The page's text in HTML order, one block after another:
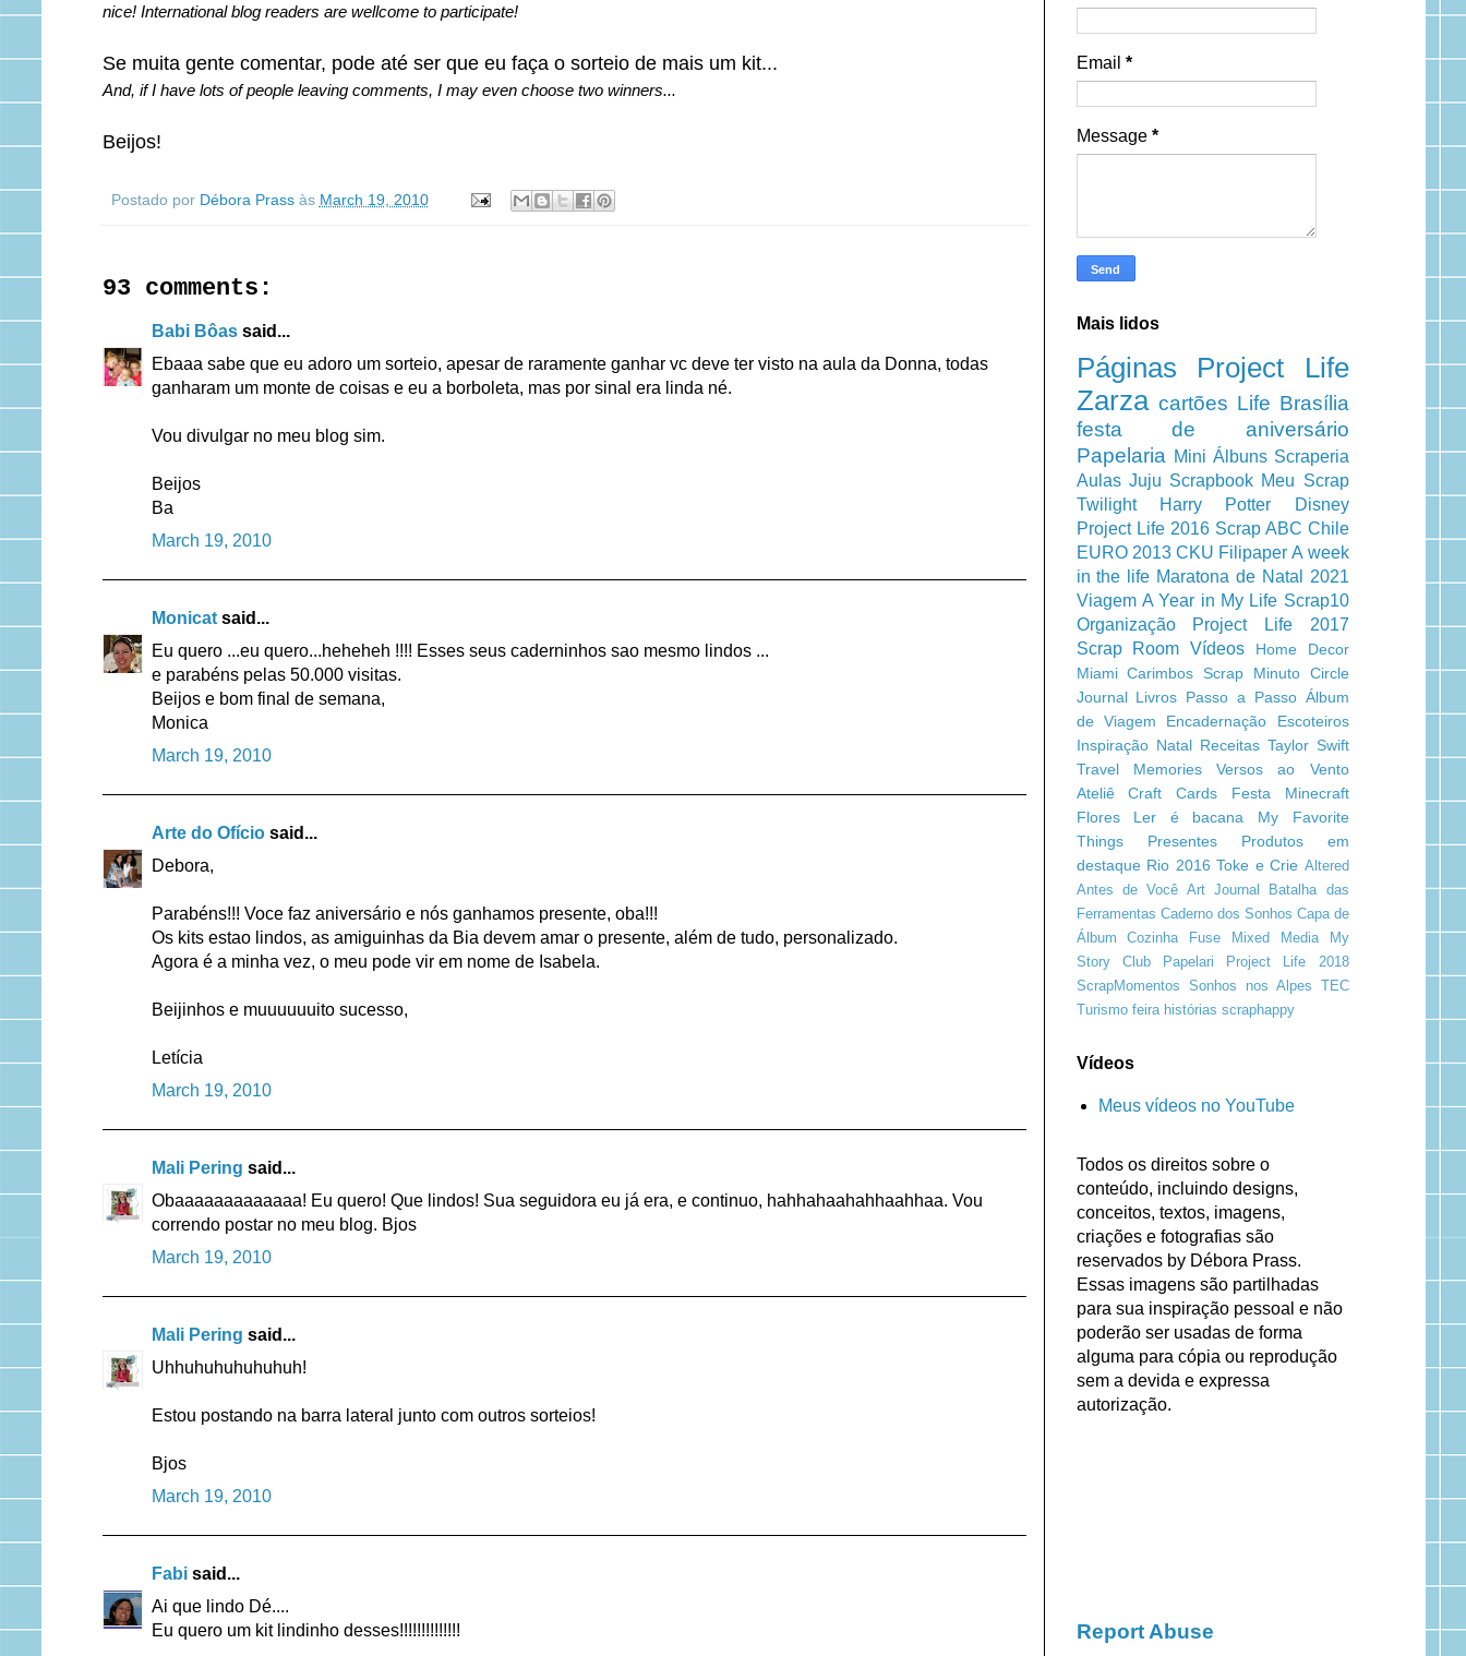
nice! International blog readers are wellcome to participate!
Se muita gente comentar, pode até ser que eu faça o sorteio de mais um kit...
And, if I have lots of people leaving comments, I may even choose two winners...
Beijos!
Postado por Débora Prass às March 19, 2010
93 comments:
Babi Bôassaid...
Ebaaa sabe que eu adoro um sorteio, apesar de raramente ganhar vc deve ter visto na aula da Donna, todas
ganharam um monte de coisas e eu a borboleta, mas por sinal era linda né.
Vou divulgar no meu blog sim.
Beijos
Ba
March 19, 2010
Monicatsaid...
Eu quero ...eu quero...heheheh !!!! Esses seus caderninhos sao mesmo lindos ...
e parabéns pelas 50.000 visitas.
Beijos e bom final de semana,
Monica
March 19, 2010
Arte do Ofíciosaid...
Debora,
Parabéns!!! Voce faz aniversário e nós ganhamos presente, oba!!!
Os kits estao lindos, as amiguinhas da Bia devem amar o presente, além de tudo, personalizado.
Agora é a minha vez, o meu pode vir em nome de Isabela.
Beijinhos e muuuuuuito sucesso,
Letícia
March 19, 2010
Mali Pering said...
Obaaaaaaaaaaaaa! Eu quero! Que lindos! Sua seguidora eu já era, e continuo, hahhahaahahhaahhaa. Vou
correndo postar no meu blog. Bjos
March 19, 2010
Mali Pering said...
Uhhuhuhuhuhuhuh!
Estou postando na barra lateral junto com outros sorteios!
Bjos
March 19, 2010
Fabisaid...
Ai que lindo Dé....
Eu quero um kit lindinho desses!!!!!!!!!!!!!!
Email *
Message *
Mais lidos
Páginas
Project Life
Zarza cartões Life Brasília
festa de aniversário
Papelaria Mini Álbuns Scraperia
Aulas Juju Scrapbook Meu Scrap
Twilight
Harry Potter
Disney
Project Life 2016 Scrap ABC Chile
EURO 2013 CKU Filipaper A week
in the life Maratona de Natal 2021
Viagem A Year in My Life Scrap10
Organização
Project Life 2017
Scrap Room Vídeos
Home Decor
Miami Carimbos Scrap Minuto Circle
Journal Livros Passo a Passo Álbum
de Viagem
Encadernação
Escoteiros
Inspiração Natal Receitas Taylor Swift
Travel Memories
Versos ao Vento
Ateliê Craft
Cards
Festa Minecraft
Flores
Ler é bacana
My Favorite
Things
Presentes
Produtos em
destaque Rio 2016 Toke e Crie Altered
Antes de Você Art Journal
Batalha das
Ferramentas Caderno dos Sonhos Capa de
Álbum
Cozinha Fuse Mixed Media
My
Story Club
Papelari
Project Life 2018
ScrapMomentos Sonhos nos Alpes TEC
Turismo feira histórias scraphappy
Vídeos
Meus vídeos no YouTube
Todos os direitos sobre o
conteúdo, incluindo designs,
conceitos, textos, imagens,
criações e fotografias são
reservados by Débora Prass.
Essas imagens são partilhadas
para sua inspiração pessoal e não
poderão ser usadas de forma
alguma para cópia ou reprodução
sem a devida e expressa
autorização.
Report Abuse